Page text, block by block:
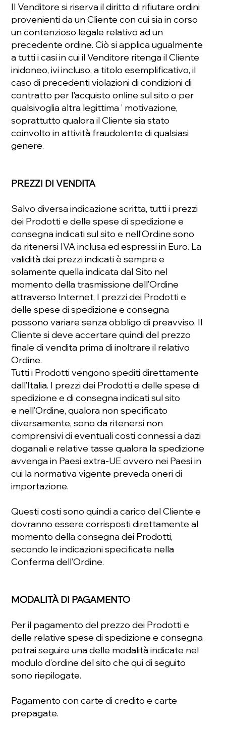
Il Venditore si riserva il diritto di rifiutare ordini
provenienti da un Cliente con cui sia in corso
un contenzioso legale relativo ad un
precedente ordine. Ciò si applica ugualmente
a tutti i casi in cui il Venditore ritenga il Cliente
inidoneo, ivi incluso, a titolo esemplificativo, il
caso di precedenti violazioni di condizioni di
contratto per l'acquisto online sul sito o per
qualsivoglia altra legittima ’ motivazione,
soprattutto qualora il Cliente sia stato
coinvolto in attività fraudolente di qualsiasi
genere.
PREZZI DI VENDITA
Salvo diversa indicazione scritta, tutti i prezzi
dei Prodotti e delle spese di spedizione e
consegna indicati sul sito e nell’Ordine sono
da ritenersi IVA inclusa ed espressi in Euro. La
validità dei prezzi indicati è sempre e
solamente quella indicata dal Sito nel
momento della trasmissione dell’Ordine
attraverso Internet. I prezzi dei Prodotti e
delle spese di spedizione e consegna
possono variare senza obbligo di preavviso. Il
Cliente si deve accertare quindi del prezzo
finale di vendita prima di inoltrare il relativo
Ordine.
Tutti i Prodotti vengono spediti direttamente
dall’Italia. I prezzi dei Prodotti e delle spese di
spedizione e di consegna indicati sul sito
e nell’Ordine, qualora non specificato
diversamente, sono da ritenersi non
comprensivi di eventuali costi connessi a dazi
doganali e relative tasse qualora la spedizione
avvenga in Paesi extra-UE ovvero nei Paesi in
cui la normativa vigente preveda oneri di
importazione.
Questi costi sono quindi a carico del Cliente e
dovranno essere corrisposti direttamente al
momento della consegna dei Prodotti,
secondo le indicazioni specificate nella
Conferma dell’Ordine.
MODALITÀ DI PAGAMENTO
Per il pagamento del prezzo dei Prodotti e
delle relative spese di spedizione e consegna
potrai seguire una delle modalità indicate nel
modulo d’ordine del sito che qui di seguito
sono riepilogate.
Pagamento con carte di credito e carte
prepagate.